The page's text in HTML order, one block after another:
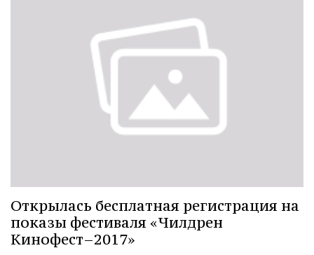
Открылась бесплатная регистрация на
показы фестиваля «Чилдрен
Кинофест–2017»